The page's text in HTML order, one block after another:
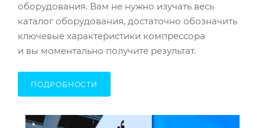
оборудования. Вам не нужно изучать весь
каталог оборудования, достаточно обозначить
ключевые характеристики компрессора
и вы моментально получите результат.
ПОДРОБНОСТИ